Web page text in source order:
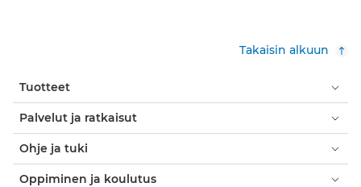
Takaisin alkuun
Tuotteet
Palvelut ja ratkaisut
Ohje ja tuki
Oppiminen ja koulutus